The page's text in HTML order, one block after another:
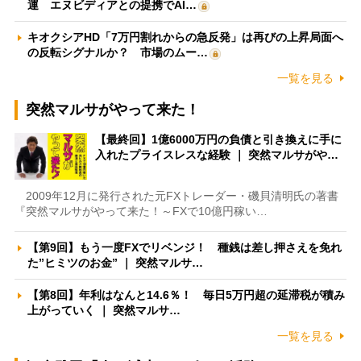
運 エヌビディアとの提携でAI…
キオクシアHD「7万円割れからの急反発」は再びの上昇局面へ
の反転シグナルか？ 市場のムー…
一覧を見る
突然マルサがやって来た！
【最終回】1億6000万円の負債と引き換えに手に
入れたプライスレスな経験 ｜ 突然マルサがや…
2009年12月に発行された元FXトレーダー・磯貝清明氏の著書
『突然マルサがやって来た！～FXで10億円稼い…
【第9回】もう一度FXでリベンジ！ 種銭は差し押さえを免れ
た”ヒミツのお金” ｜ 突然マルサ…
【第8回】年利はなんと14.6％！ 毎日5万円超の延滞税が積み
上がっていく ｜ 突然マルサ…
一覧を見る